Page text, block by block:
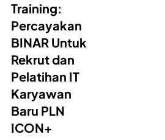
Training:
Percayakan
BINAR Untuk
Rekrut dan
Pelatihan IT
Karyawan
Baru PLN
ICON+